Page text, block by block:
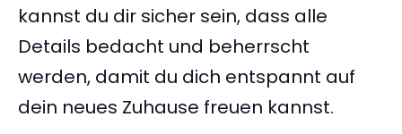
kannst du dir sicher sein, dass alle
Details bedacht und beherrscht
werden, damit du dich entspannt auf
dein neues Zuhause freuen kannst.